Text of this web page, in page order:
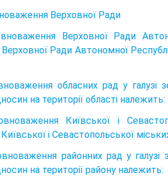
Верховної Ради
Верховної Ради
Ради Автономної
обласних рад у галузі
на території області належить:
Київської і
і Севастопольської
районних рад у
на території району належить: